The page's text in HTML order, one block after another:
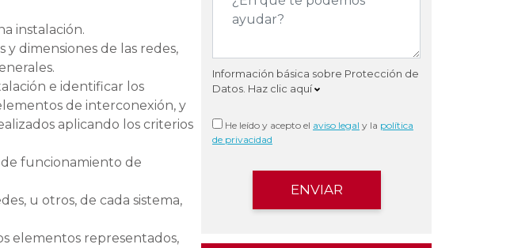
instalación.
dimensiones de las redes,
e identificar los
de interconexión, y
aplicando los criterios
funcionamiento de
u otros, de cada sistema,
elementos representados,
Información básica sobre Protección de
Datos. Haz clic aquí
He leído y acepto el aviso legal y la política
de privacidad